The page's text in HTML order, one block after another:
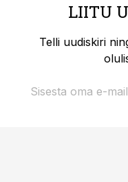
LIITU
Telli uudiskiri